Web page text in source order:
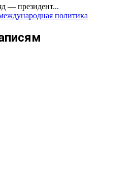
— президент...
политика